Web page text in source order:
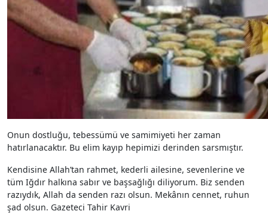
Onun dostluğu, tebessümü ve samimiyeti her zaman
hatırlanacaktır. Bu elim kayıp hepimizi derinden sarsmıştır.
Kendisine Allah’tan rahmet, kederli ailesine, sevenlerine ve
tüm Iğdır halkına sabır ve başsağlığı diliyorum. Biz senden
razıydık, Allah da senden razı olsun. Mekânın cennet, ruhun
şad olsun. Gazeteci Tahir Kavri